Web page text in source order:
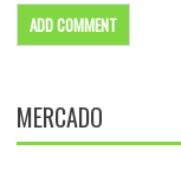
MERCADO